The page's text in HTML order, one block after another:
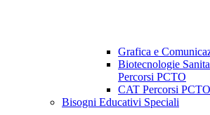
Grafica e
Biotecnologie
Percorsi PCTO
CAT Percorsi PCTO
Bisogni Educativi Speciali